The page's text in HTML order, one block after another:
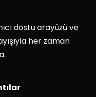
dostu arayüzü ve
her zaman